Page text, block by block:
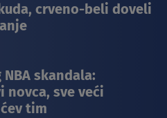
crveno-beli doveli
skandala:
sve veći
tim